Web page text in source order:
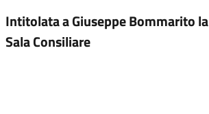
Intitolata a Giuseppe Bommarito la
Sala Consiliare